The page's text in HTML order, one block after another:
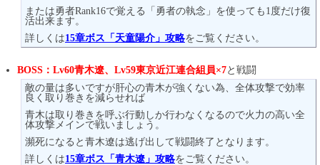
または勇者Rank16で覚える「勇者の執念」を使っても1度だけ復
活出来ます。
詳しくは15章ボス「天童陽介」攻略をご覧ください。
BOSS：Lv60青木遼、Lv59東京近江連合組員×7と戦闘
敵の量は多いですが肝心の青木が強くない為、全体攻撃で効率
良く取り巻きを減らせれば
青木は取り巻きを呼ぶ行動しか行わなくなるので火力の高い全
体攻撃メインで戦いましょう。
瀕死になると青木遼は逃げ出して戦闘終了となります。
詳しくは15章ボス「青木遼」攻略をご覧ください。